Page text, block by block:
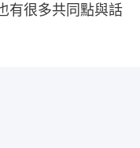
有很多共同點與話